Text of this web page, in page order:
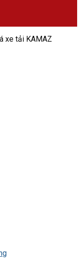
xe tải KAMAZ